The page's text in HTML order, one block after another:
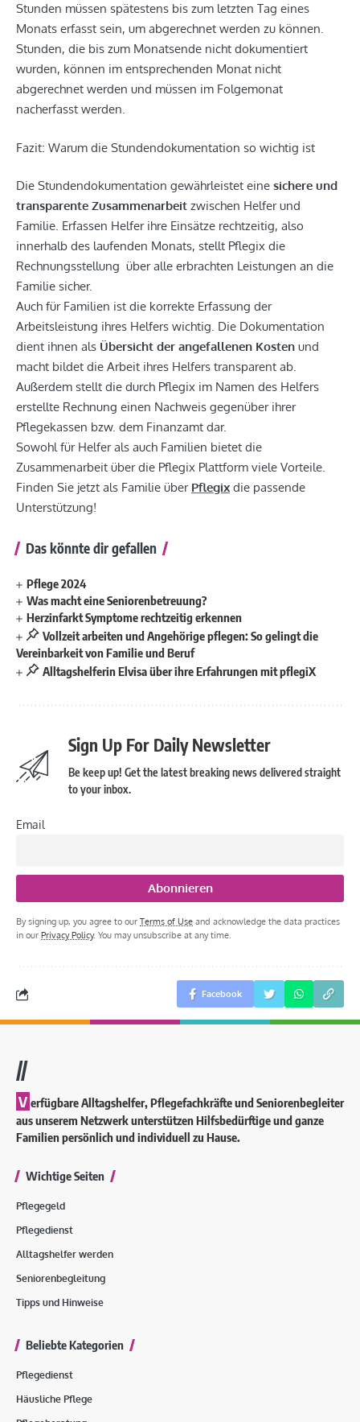
Stunden müssen spätestens bis zum letzten Tag eines
Monats erfasst sein, um abgerechnet werden zu können.
Stunden, die bis zum Monatsende nicht dokumentiert
wurden, können im entsprechenden Monat nicht
abgerechnet werden und müssen im Folgemonat
nacherfasst werden.
Fazit: Warum die Stundendokumentation so wichtig ist
Die Stundendokumentation gewährleistet eine sichere und
transparente Zusammenarbeit zwischen Helfer und
Familie. Erfassen Helfer ihre Einsätze rechtzeitig, also
innerhalb des laufenden Monats, stellt Pflegix die
Rechnungsstellung über alle erbrachten Leistungen an die
Familie sicher.
Auch für Familien ist die korrekte Erfassung der
Arbeitsleistung ihres Helfers wichtig. Die Dokumentation
dient ihnen als Übersicht der angefallenen Kosten und
macht bildet die Arbeit ihres Helfers transparent ab.
Außerdem stellt die durch Pflegix im Namen des Helfers
erstellte Rechnung einen Nachweis gegenüber ihrer
Pflegekassen bzw. dem Finanzamt dar.
Sowohl für Helfer als auch Familien bietet die
Zusammenarbeit über die Pflegix Plattform viele Vorteile.
Finden Sie jetzt als Familie über Pflegix die passende
Unterstützung!
Das könnte dir gefallen
Pflege 2024
Was macht eine Seniorenbetreuung?
Herzinfarkt Symptome rechtzeitig erkennen
Vollzeit arbeiten und Angehörige pflegen: So gelingt die
Vereinbarkeit von Familie und Beruf
Alltagshelferin Elvisa über ihre Erfahrungen mit pflegiX
Sign Up For Daily Newsletter
Be keep up! Get the latest breaking news delivered straight
to your inbox.
Email
By signing up, you agree to our Terms of Use and acknowledge the data practices
in our Privacy Policy. You may unsubscribe at any time.
Facebook
//
V erfügbare Alltagshelfer, Pflegefachkräfte und Seniorenbegleiter
aus unserem Netzwerk unterstützen Hilfsbedürftige und ganze
Familien persönlich und individuell zu Hause.
Wichtige Seiten
Pflegegeld
Pflegedienst
Alltagshelfer werden
Seniorenbegleitung
Tipps und Hinweise
Beliebte Kategorien
Pflegedienst
Häusliche Pflege